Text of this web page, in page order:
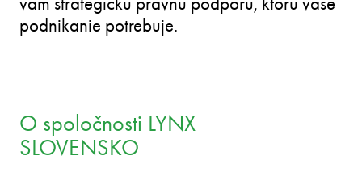
podnikanie potrebuje.
O spoločnosti LYNX
SLOVENSKO